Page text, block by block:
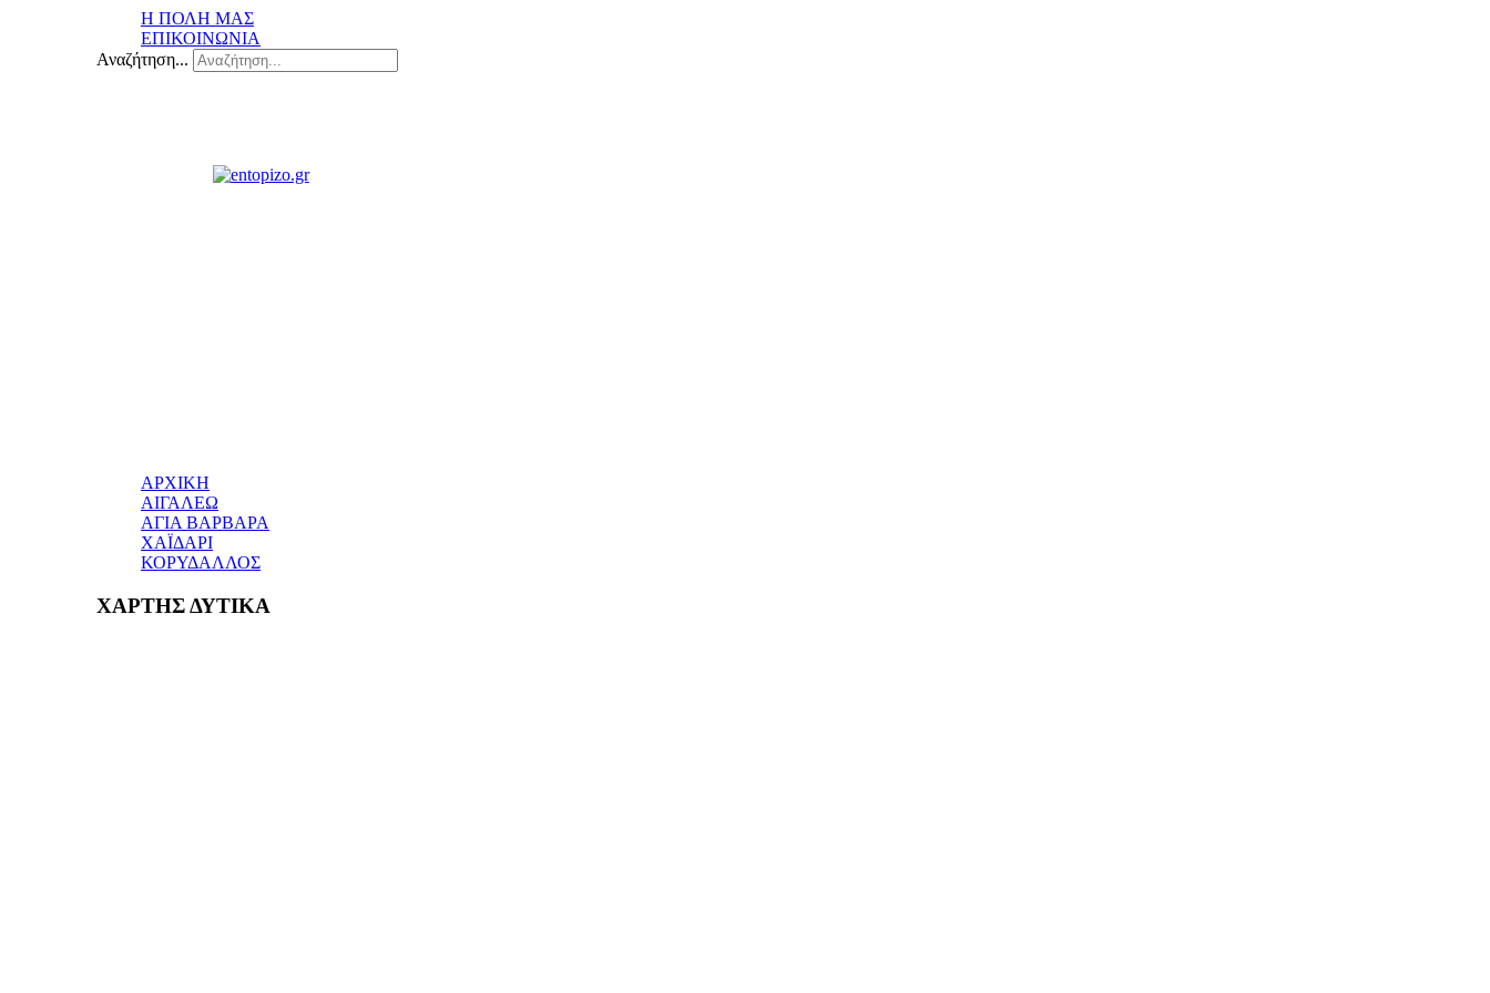
Η ΠΟΛΗ ΜΑΣ
ΕΠΙΚΟΙΝΩΝΙΑ
Αναζήτηση...
ΑΡΧΙΚΗ
ΑΙΓΑΛΕΩ
ΑΓΙΑ ΒΑΡΒΑΡΑ
ΧΑΪΔΑΡΙ
ΚΟΡΥΔΑΛΛΟΣ
ΧΑΡΤΗΣ ΔΥΤΙΚΑ